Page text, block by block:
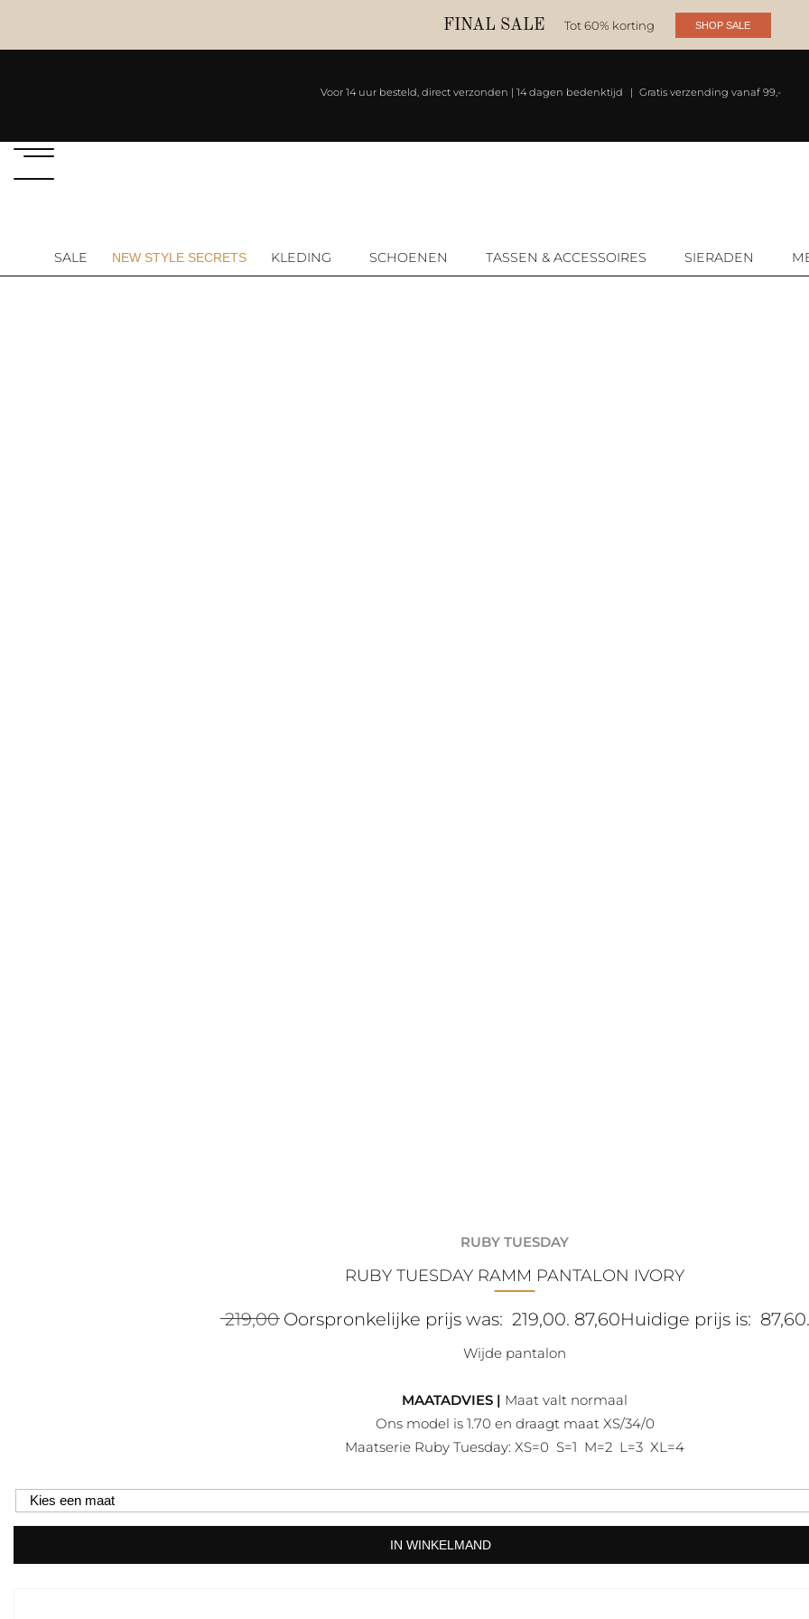
FINAL SALE Tot 60% korting SHOP SALE
Voor 14 uur besteld, direct verzonden | 14 dagen bedenktijd Gratis verzending vanaf 99,-
Producten zoeken
SALE NEW STYLE SECRETS KLEDING SCHOENEN TASSEN & ACCESSOIRES SIERADEN
RUBY TUESDAY
RUBY TUESDAY RAMM PANTALON IVORY
219,00 Oorspronkelijke prijs was: 219,00. 87,60Huidige prijs is: 87,60.
Wijde pantalon
MAATADVIES | Maat valt normaal
Ons model is 1.70 en draagt maat XS/34/0
Maatserie Ruby Tuesday: XS=0 S=1 M=2 L=3 XL=4
IN WINKELMAND